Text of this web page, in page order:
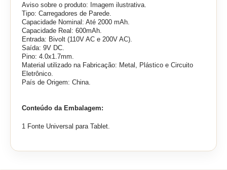
Aviso sobre o produto: Imagem ilustrativa.
Tipo: Carregadores de Parede.
Capacidade Nominal: Até 2000 mAh.
Capacidade Real: 600mAh.
Entrada: Bivolt (110V AC e 200V AC).
Saída: 9V DC.
Pino: 4.0x1.7mm.
Material utilizado na Fabricação: Metal, Plástico e Circuito
Eletrônico.
País de Origem: China.
Conteúdo da Embalagem:
1 Fonte Universal para Tablet.